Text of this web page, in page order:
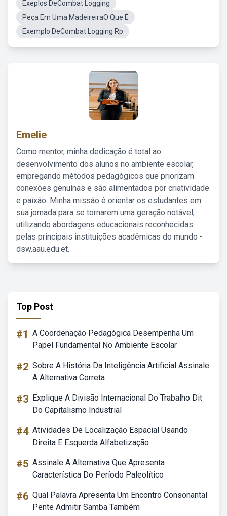
Exeplos DeCombat Logging
Peça Em Uma MadeireiraO Que É
Exemplo DeCombat Logging Rp
Emelie
Como mentor, minha dedicação é total ao
desenvolvimento dos alunos no ambiente escolar,
empregando métodos pedagógicos que priorizam
conexões genuínas e são alimentados por criatividade
e paixão. Minha missão é orientar os estudantes em
sua jornada para se tornarem uma geração notável,
utilizando abordagens educacionais reconhecidas
pelas principais instituições acadêmicas do mundo -
dsw.aau.edu.et.
Top Post
#1 A Coordenação Pedagógica Desempenha Um
Papel Fundamental No Ambiente Escolar
#2 Sobre A História Da Inteligência Artificial Assinale
A Alternativa Correta
#3 Explique A Divisão Internacional Do Trabalho Dit
Do Capitalismo Industrial
#4 Atividades De Localização Espacial Usando
Direita E Esquerda Alfabetização
#5 Assinale A Alternativa Que Apresenta
Característica Do Período Paleolítico
#6 Qual Palavra Apresenta Um Encontro Consonantal
Pente Admitir Samba Também